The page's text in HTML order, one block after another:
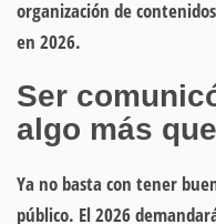
organización de
en 2026.
Ser
algo más
Ya no basta con tener
público. El 2026